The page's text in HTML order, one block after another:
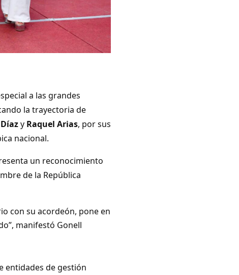
a las grandes
la trayectoria de
y Raquel Arias, por sus
nacional.
un reconocimiento
de la República
con su acordeón, pone en
manifestó Gonell
entidades de gestión